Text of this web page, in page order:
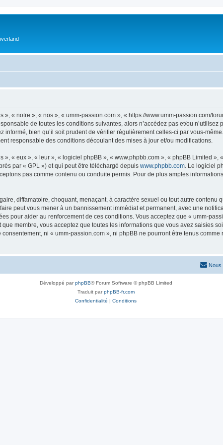
« notre », « nos », « umm-passion.com », « https://www.umm-passion.com/
de toutes les conditions suivantes, alors n’accédez pas et/ou
informé, bien qu’il soit prudent de vérifier régulièrement celles-ci par vous-
responsable des conditions découlant des mises à jour et/ou modifications.
« eux », « leur », « logiciel phpBB », « www.phpbb.com », « phpBB Limited
par « GPL ») et qui peut être téléchargé depuis www.phpbb.com . Le logiciel
pas comme contenu ou conduite permis. Pour de plus amples
diffamatoire, choquant, menaçant, à caractère sexuel ou tout autre contenu
peut vous mener à un bannissement immédiat et permanent, avec une
pour aider au renforcement de ces conditions. Vous acceptez que « umm-
membre, vous acceptez que toutes les informations que vous avez saisies
ni « umm-passion.com », ni phpBB ne pourront être tenus
Nous
Développé parphpBB® Forum Software © phpBB Limited
Traduit parphpBB-fr.com
Confidentialité | Conditions